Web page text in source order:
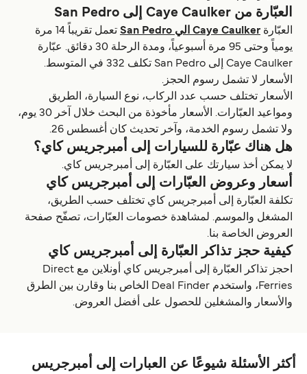
العبّارة من Caye Caulker إلى San Pedro
العبّارة Caye Caulker الي San Pedro
تعمل تقريباً 14 مرة
يومياً وحتى 95 مرة أسبوعياً، ومدة الرحلة 30 دقائق. عبّارة
Caye Caulker إلى San Pedro تكلف 332 في المتوسط.
الأسعار لا تشمل رسوم الحجز.
الأسعار تختلف حسب عدد الركاب، نوع السيارة، الطريق
ومواعيد العبّارات. الأسعار مأخوذة من البحث خلال آخر 30 يوم،
ولا تشمل رسوم الخدمة، وآخر تحديث كان أغسطس 26.
هل هناك عبّارة للسيارات إلى أمبرجريس كاي؟
لا يمكن أخذ سيارتك على العبّارة إلى أمبرجريس كاي.
أسعار وعروض العبّارات إلى أمبرجريس كاي
تكلفة العبّارة إلى أمبرجريس كاي تختلف حسب الطريق،
المشغل والموسم. لمشاهدة خصومات العبّارات، تصفّح صفحة
العروض الخاصة بنا.
كيفية حجز تذاكر العبّارة إلى أمبرجريس كاي
احجز تذاكر العبّارة إلى أمبرجريس كاي أونلاين مع Direct
Ferries، واستخدم Deal Finder الخاص بنا وقارن بين الطرق
والأسعار والمشغلين للحصول على أفضل العروض.
أكثر الأسئلة شيوعًا عن العبارات إلى أمبرجريس